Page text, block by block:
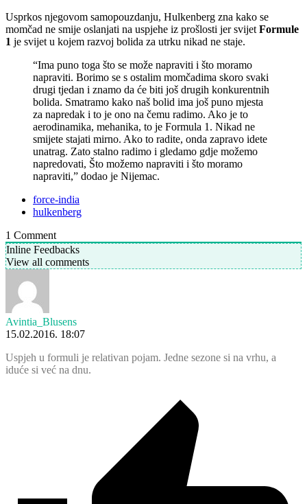
Usprkos njegovom samopouzdanju, Hulkenberg zna kako se
momčad ne smije oslanjati na uspjehe iz prošlosti jer svijet Formule
1 je svijet u kojem razvoj bolida za utrku nikad ne staje.
“Ima puno toga što se može napraviti i što moramo
napraviti. Borimo se s ostalim momčadima skoro svaki
drugi tjedan i znamo da će biti još drugih konkurentnih
bolida. Smatramo kako naš bolid ima još puno mjesta
za napredak i to je ono na čemu radimo. Ako je to
aerodinamika, mehanika, to je Formula 1. Nikad ne
smijete stajati mirno. Ako to radite, onda zapravo idete
unatrag. Zato stalno radimo i gledamo gdje možemo
napredovati, Što možemo napraviti i što moramo
napraviti,” dodao je Nijemac.
force-india
hulkenberg
1 Comment
Inline Feedbacks
View all comments
Avintia_Blusens
15.02.2016. 18:07
Uspjeh u formuli je relativan pojam. Jedne sezone si na vrhu, a
iduće si već na dnu.